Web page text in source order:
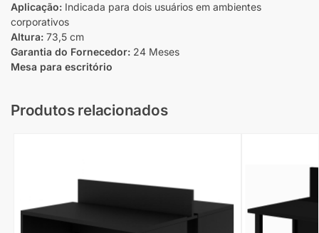
Aplicação: Indicada para dois usuários em ambientes
corporativos
Altura: 73,5 cm
Garantia do Fornecedor: 24 Meses
Mesa para escritório
Produtos relacionados